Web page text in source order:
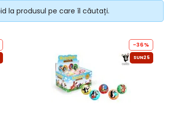
la produsul pe care îl căutați.
-36%
SUN25